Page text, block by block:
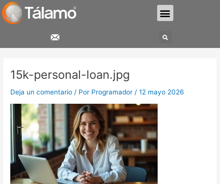
al
contenido
Menu
Search
15k-personal-loan.jpg
Deja un comentario / Por Programador /12 mayo 2026